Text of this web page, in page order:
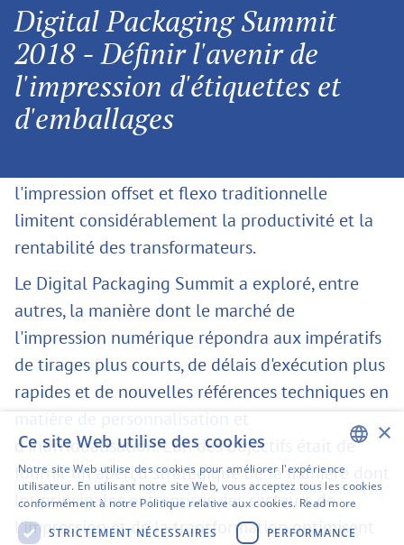
Digital Packaging Summit
2018 - Définir l'avenir de
l'impression d'étiquettes et
d'emballages
développements actuels qui redéfinissent
l'avenir de l'impression d'étiquettes et
d'emballages. Bien que les tirages diminuent et
que les tirages plus courts soient de plus en plus
courants, le volume global du marché augmente.
l'impression offset et flexo traditionnelle
limitent considérablement la productivité et la
rentabilité des transformateurs.
Le Digital Packaging Summit a exploré, entre
autres, la manière dont le marché de
l'impression numérique répondra aux impératifs
de tirages plus courts, de délais d'exécution plus
rapides et de nouvelles références techniques en
d'individualisation. L'un des objectifs était de
fournir un aperçu stratégique de la manière dont
les principales entreprises des secteurs de
l'impression et de la transformation optimisent
ENGLISH
SWEDISH
×
Ce site Web utilise des cookies
Notre site Web utilise des cookies pour améliorer l'expérience
utilisateur. En utilisant notre site Web, vous acceptez tous les cookies
conformément à notre Politique relative aux cookies. Read more
STRICTEMENT NÉCESSAIRES
PERFORMANCE